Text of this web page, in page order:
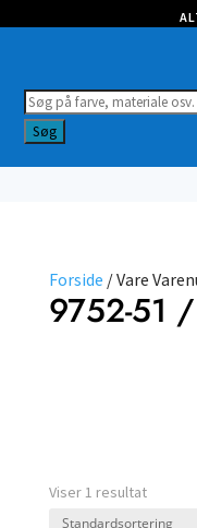
Products
search
Søg
Forside / Vare
9752-51
Viser 1 resultat